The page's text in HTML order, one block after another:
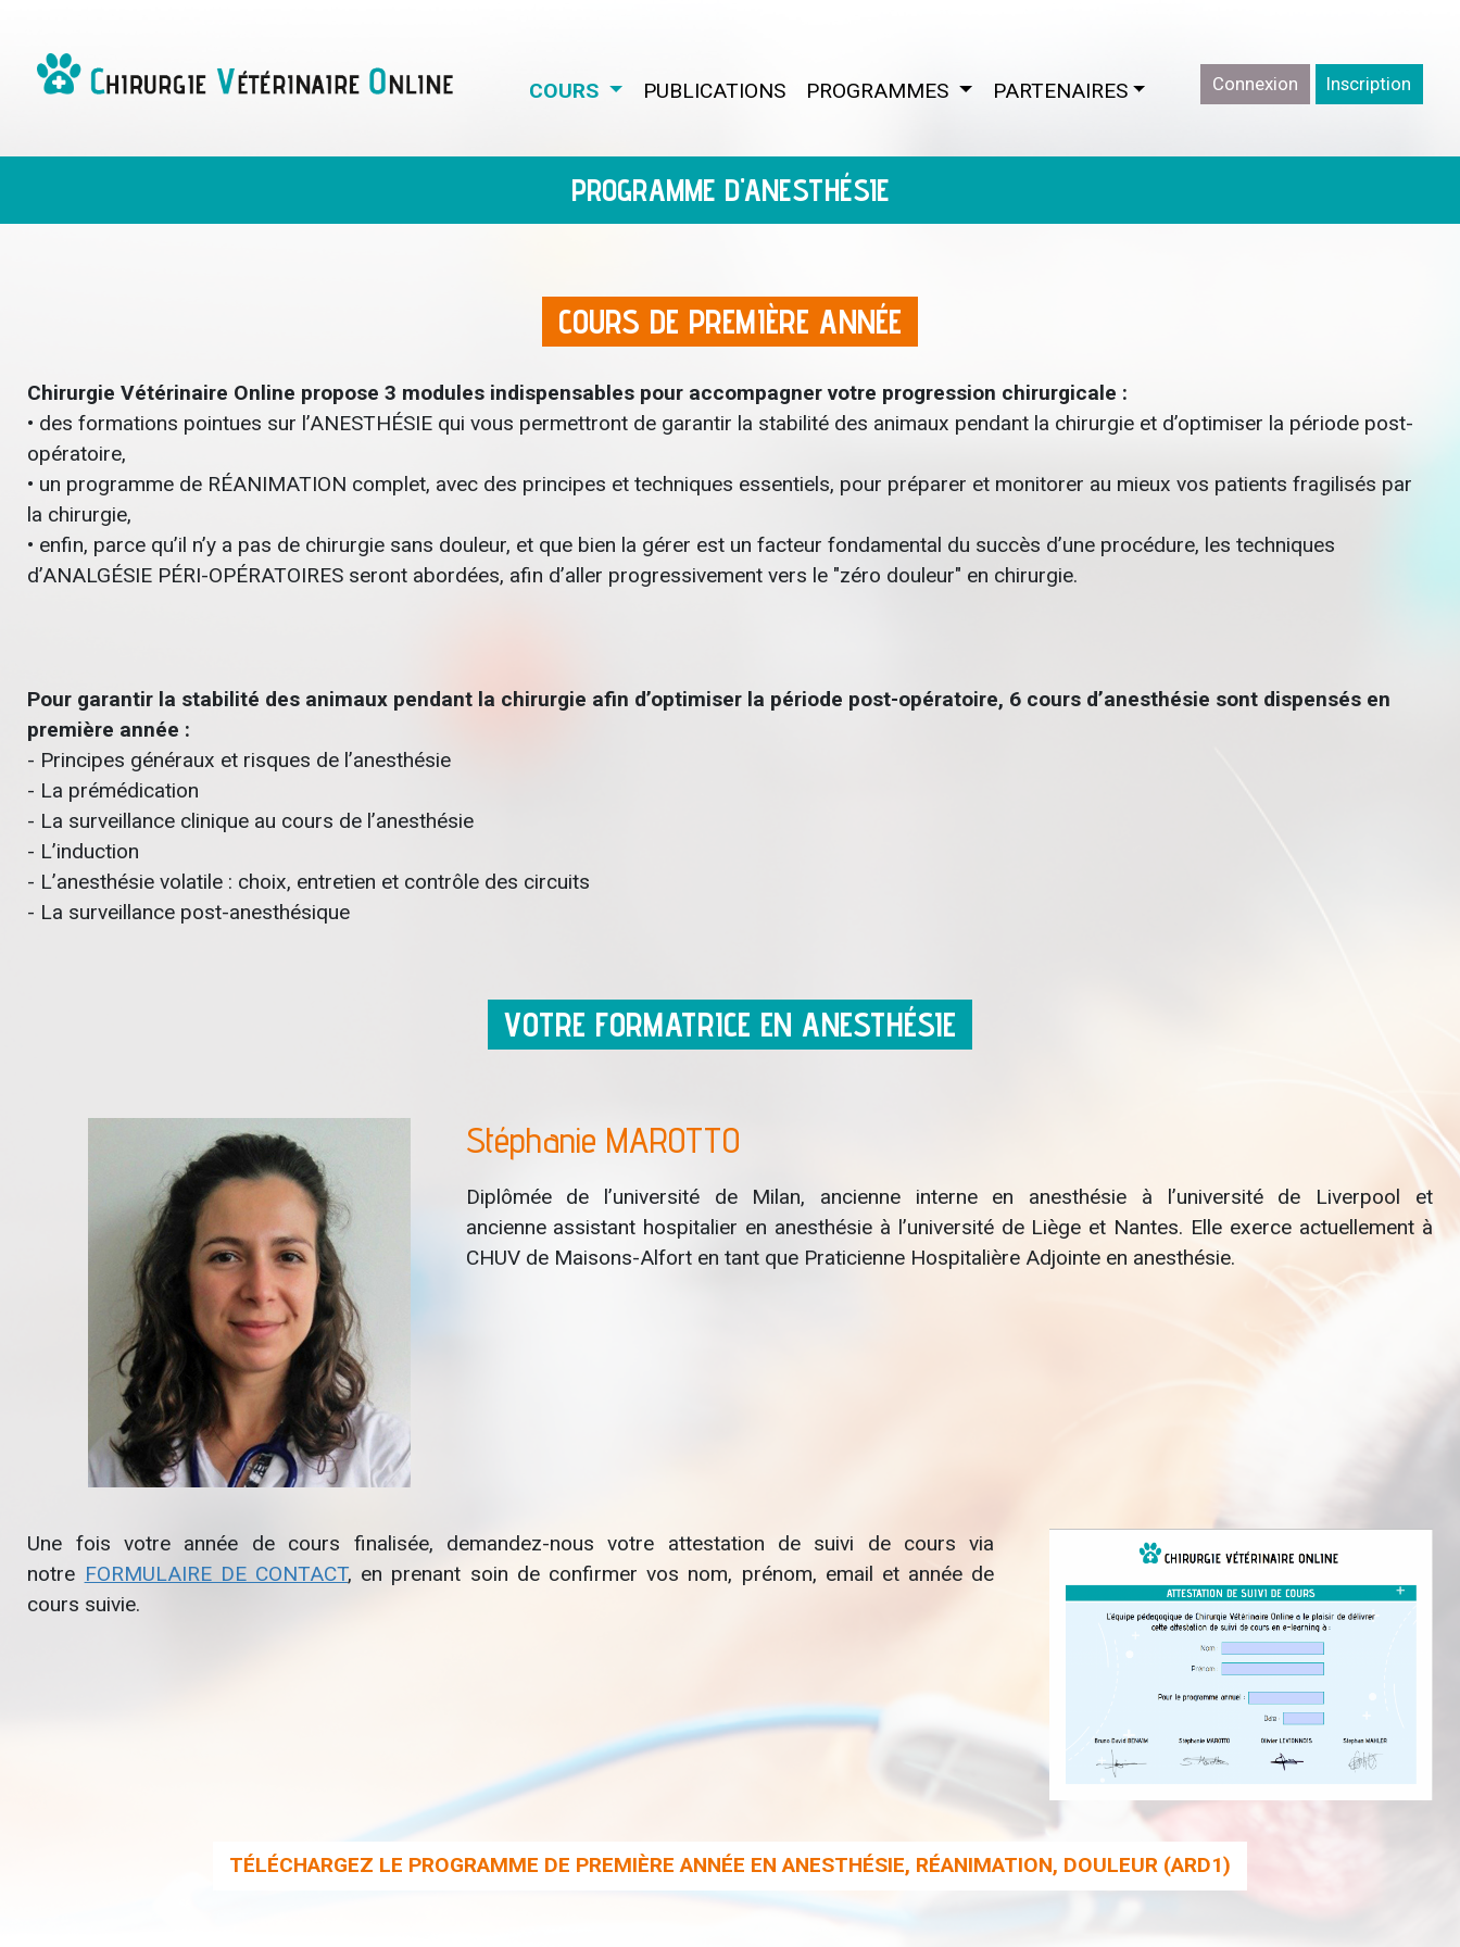
COURS (CURRENT)
PUBLICATIONS PROGRAMMES (CURRENT)
PARTENAIRES Connexion Inscription
PROGRAMME D'ANESTHÉSIE
COURS DE PREMIÈRE ANNÉE
Chirurgie Vétérinaire Online propose 3 modules indispensables pour accompagner votre progression chirurgicale :
• des formations pointues sur l’ANESTHÉSIE qui vous permettront de garantir la stabilité des animaux pendant la chirurgie et d’optimiser la période post-
opératoire,
• un programme de RÉANIMATION complet, avec des principes et techniques essentiels, pour préparer et monitorer au mieux vos patients fragilisés par
la chirurgie,
• enfin, parce qu’il n’y a pas de chirurgie sans douleur, et que bien la gérer est un facteur fondamental du succès d’une procédure, les techniques
d’ANALGÉSIE PÉRI-OPÉRATOIRES seront abordées, afin d’aller progressivement vers le "zéro douleur" en chirurgie.
Pour garantir la stabilité des animaux pendant la chirurgie afin d’optimiser la période post-opératoire, 6 cours d’anesthésie sont dispensés en
première année :
- Principes généraux et risques de l’anesthésie
- La prémédication
- La surveillance clinique au cours de l’anesthésie
- L’induction
- L’anesthésie volatile : choix, entretien et contrôle des circuits
- La surveillance post-anesthésique
VOTRE FORMATRICE EN ANESTHÉSIE
Stéphanie MAROTTO
Diplômée de l’université de Milan, ancienne interne en anesthésie à l’université de Liverpool et
ancienne assistant hospitalier en anesthésie à l’université de Liège et Nantes. Elle exerce actuellement à
CHUV de Maisons-Alfort en tant que Praticienne Hospitalière Adjointe en anesthésie.
Une fois votre année de cours finalisée, demandez-nous votre attestation de suivi de cours via
notre FORMULAIRE DE CONTACT, en prenant soin de confirmer vos nom, prénom, email et année de
cours suivie.
TÉLÉCHARGEZ LE PROGRAMME DE PREMIÈRE ANNÉE EN ANESTHÉSIE, RÉANIMATION, DOULEUR (ARD1)